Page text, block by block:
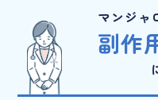
マンジャ
副作